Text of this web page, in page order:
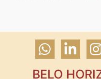
BELO